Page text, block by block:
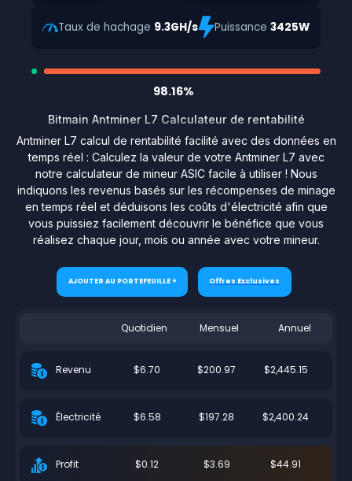
Taux de hachage 9.3GH/s Puissance3425W
98.16%
Bitmain Antminer L7 Calculateur de rentabilité
Antminer L7 calcul de rentabilité facilité avec des données en
temps réel : Calculez la valeur de votre Antminer L7 avec
notre calculateur de mineur ASIC facile à utiliser ! Nous
indiquons les revenus basés sur les récompenses de minage
en temps réel et déduisons les coûts d'électricité afin que
vous puissiez facilement découvrir le bénéfice que vous
réalisez chaque jour, mois ou année avec votre mineur.
AJOUTER AU PORTEFEUILLE + Offres Exclusives
Quotidien Mensuel Annuel
Revenu $6.70 $200.97 $2,445.15
Électricité $6.58 $197.28 $2,400.24
Profit $0.12 $3.69 $44.91